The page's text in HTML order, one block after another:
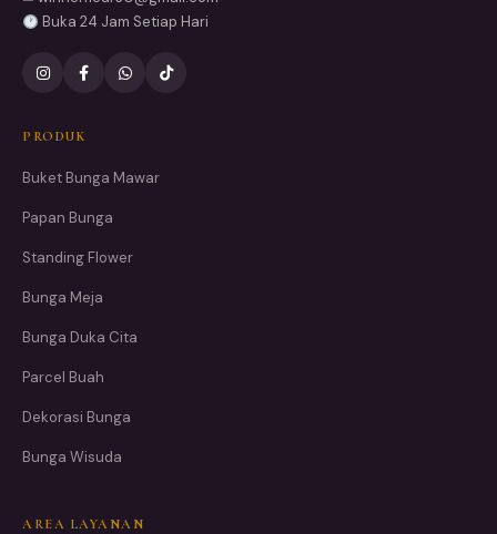
Buka 24 Jam Setiap Hari
PRODUK
Buket Bunga Mawar
Papan Bunga
Standing Flower
Bunga Meja
Bunga Duka Cita
Parcel Buah
Dekorasi Bunga
Bunga Wisuda
AREA LAYANAN